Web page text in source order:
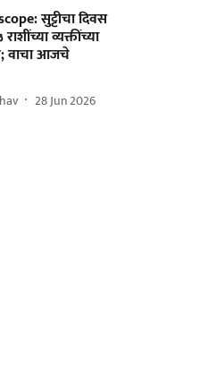
सुट्टीचा दिवस
व्यक्तींच्या
वाचा आजचे
28 Jun 2026